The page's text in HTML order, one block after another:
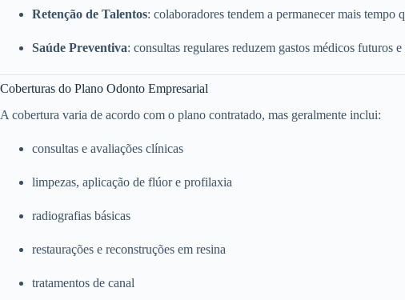
Retenção de Talentos: colaboradores tendem a permanecer mais tempo
Saúde Preventiva: consultas regulares reduzem gastos médicos futuros
Coberturas do Plano Odonto Empresarial
A cobertura varia de acordo com o plano contratado, mas geralmente inclui:
consultas e avaliações clínicas
limpezas, aplicação de flúor e profilaxia
radiografias básicas
restaurações e reconstruções em resina
tratamentos de canal